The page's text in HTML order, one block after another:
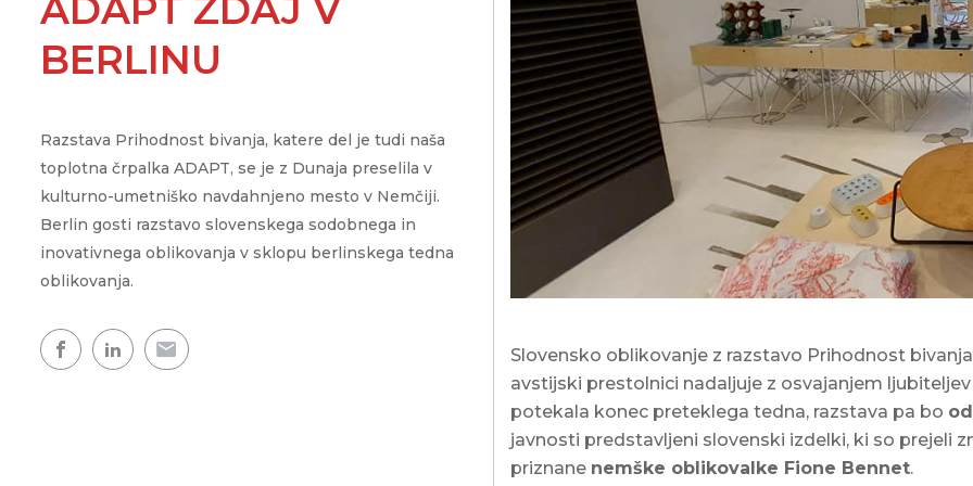
Udobje doma
Topel dom
Zemljevid toplotnih črpalk
Izkušnje naših strank
Poslovni in javni objekti
Segrevanje sanitarne vode
Ogrevanje in hlajenje poslovnih
prostorov
Izkoriščanje odpadne toplote
Po meri
Izkušnje naših strank
WPG
WPL
Showroom
Naš razstavni prostor, kjer si lahko
ogledate naše toplotne črpalke
CLOUD.KRONOTERM Portal za partnerje
Vir informacij in orodja za
pomoč pooblaščenim
partnerjem
ADAPT ZDAJ V
BERLINU
Razstava Prihodnost bivanja, katere del je tudi naša
toplotna črpalka ADAPT, se je z Dunaja preselila v
kulturno-umetniško navdahnjeno mesto v Nemčiji.
Berlin gosti razstavo slovenskega sodobnega in
inovativnega oblikovanja v sklopu berlinskega tedna
oblikovanja.
Slovensko oblikovanje z razstavo Prihodnost
avstijski prestolnici nadaljuje z osvajanjem
potekala konec preteklega tedna, razstava pa bo
javnosti predstavljeni slovenski izdelki, ki so prejeli
priznane nemške oblikovalke Fione Bennet.